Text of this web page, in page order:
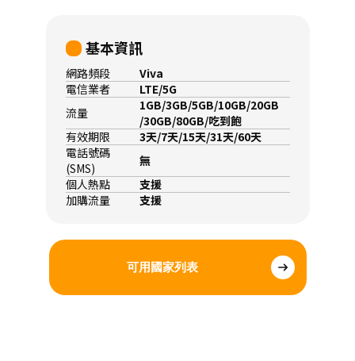
基本資訊
網路頻段
Viva
電信業者
LTE/5G
流量
1GB/3GB/5GB/10GB/20GB
/30GB/80GB/吃到飽
有效期限
3天/7天/15天/31天/60天
電話號碼
(SMS)
無
個人熱點
支援
加購流量
支援
可用國家列表